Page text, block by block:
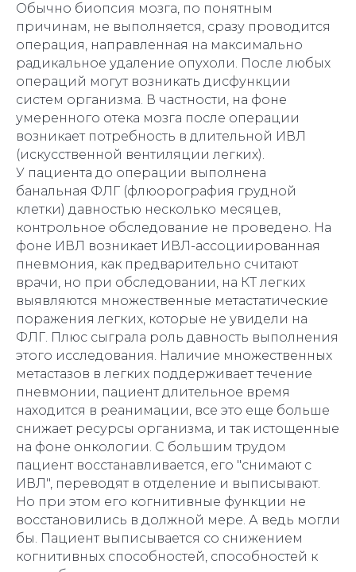
Обычно биопсия мозга, по понятным
причинам, не выполняется, сразу проводится
операция, направленная на максимально
радикальное удаление опухоли. После любых
операций могут возникать дисфункции
систем организма. В частности, на фоне
умеренного отека мозга после операции
возникает потребность в длительной ИВЛ
(искусственной вентиляции легких).
У пациента до операции выполнена
банальная ФЛГ (флюорография грудной
клетки) давностью несколько месяцев,
контрольное обследование не проведено. На
фоне ИВЛ возникает ИВЛ-ассоциированная
пневмония, как предварительно считают
врачи, но при обследовании, на КТ легких
выявляются множественные метастатические
поражения легких, которые не увидели на
ФЛГ. Плюс сыграла роль давность выполнения
этого исследования. Наличие множественных
метастазов в легких поддерживает течение
пневмонии, пациент длительное время
находится в реанимации, все это еще больше
снижает ресурсы организма, и так истощенные
на фоне онкологии. С большим трудом
пациент восстанавливается, его "снимают с
ИВЛ", переводят в отделение и выписывают.
Но при этом его когнитивные функции не
восстановились в должной мере. А ведь могли
бы. Пациент выписывается со снижением
когнитивных способностей, способностей к